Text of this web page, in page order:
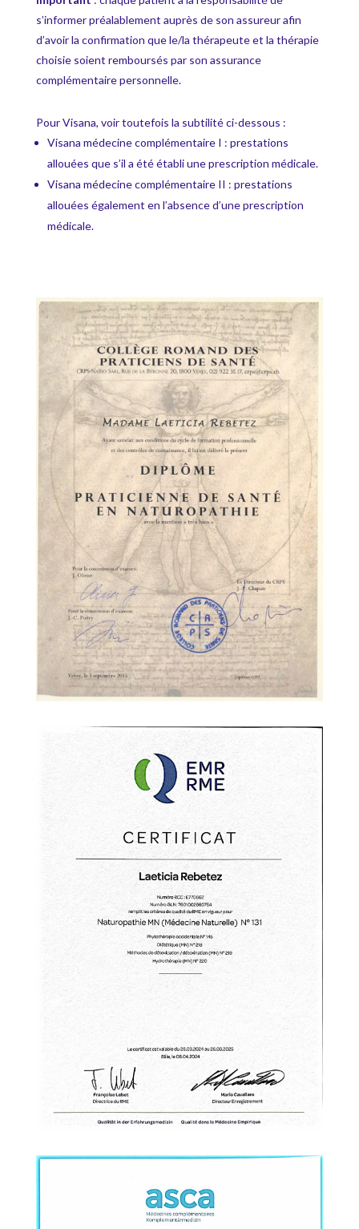
s’informer préalablement auprès de son assureur afin
d’avoir la confirmation que le/la thérapeute et la thérapie
choisie soient remboursés par son assurance
complémentaire personnelle.
Pour Visana, voir toutefois la subtilité ci-dessous :
Visana médecine complémentaire I : prestations
allouées que s’il a été établi une prescription médicale.
Visana médecine complémentaire II : prestations
allouées également en l’absence d’une prescription
médicale.